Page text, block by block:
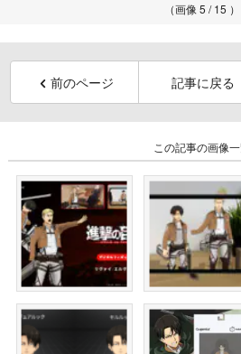
（画像 5 / 15 ）
前のページ 記事に戻る
この記事の画像